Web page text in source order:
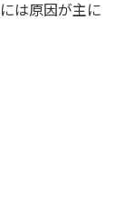
は原因が主に